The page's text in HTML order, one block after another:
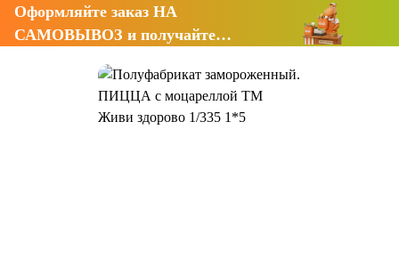
Оформляйте заказ НА
САМОВЫВОЗ и получайте